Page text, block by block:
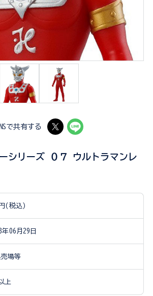
で共有する
シリーズ ０７ ウルトラマンレ
(税込)
年06月29日
場等
上